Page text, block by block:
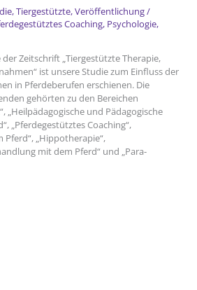
,Tiergestützte,Veröffentlichung/
Coaching, Psychologie,
Zeitschrift „Tiergestützte Therapie,
ist unsere Studie zum Einfluss der
in Pferdeberufen erschienen. Die
gehörten zu den Bereichen
„Heilpädagogische und Pädagogische
„Pferdegestütztes Coaching“,
„Hippotherapie“,
mit dem Pferd“ und „Para-